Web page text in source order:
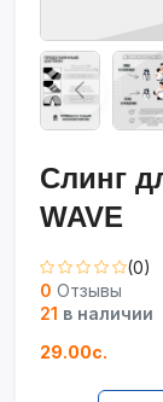
Слинг
WAVE
(0)
0 Отзывы
21 в наличии
29.00с.